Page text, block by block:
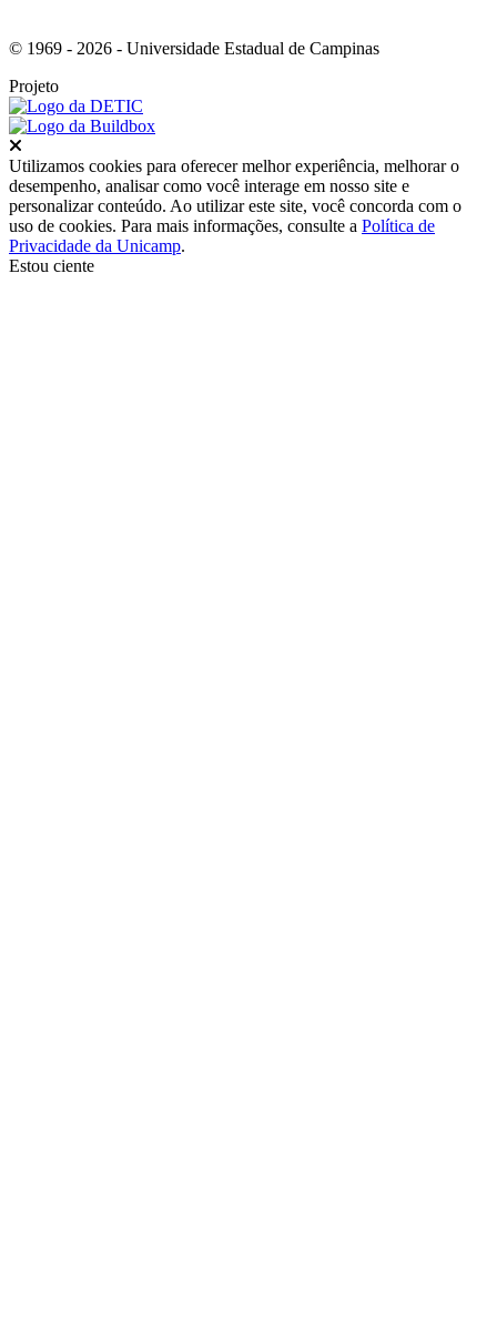
© 1969 - 2026 - Universidade Estadual de Campinas
Projeto
Utilizamos cookies para oferecer melhor experiência, melhorar o
desempenho, analisar como você interage em nosso site e
personalizar conteúdo. Ao utilizar este site, você concorda com o
uso de cookies. Para mais informações, consulte a Política de
Privacidade da Unicamp.
Estou ciente